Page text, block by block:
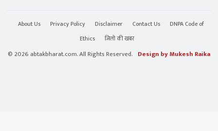
About Us Privacy Policy Disclaimer Contact Us
DNPA Code of
Ethics
जिलो की खबर
© 2026 abtakbharat.com. All Rights Reserved. Design by Mukesh Raika